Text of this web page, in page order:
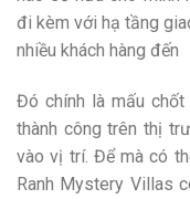
đi kèm với hạ tầng
nhiều khách hàng đến
Đó chính là mấu
thành công trên thị
vào vị trí. Để mà có
Ranh Mystery Villas